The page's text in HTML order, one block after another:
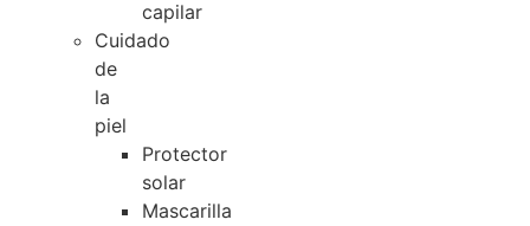
capilar
Cuidado
de
la
piel
Protector
solar
Mascarilla